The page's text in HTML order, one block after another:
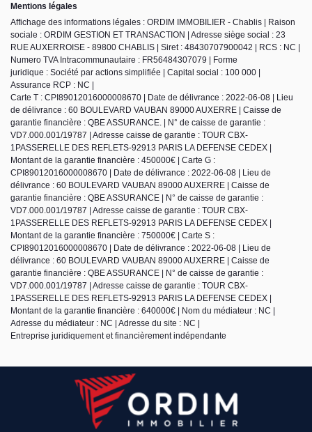
Mentions légales
Affichage des informations légales : ORDIM IMMOBILIER - Chablis | Raison
sociale : ORDIM GESTION ET TRANSACTION | Adresse siège social : 23
RUE AUXERROISE - 89800 CHABLIS | Siret : 48430707900042 | RCS : NC |
Numero TVA Intracommunautaire : FR56484307079 | Forme
juridique : Société par actions simplifiée | Capital social : 100 000 |
Assurance RCP : NC |
Carte T : CPI89012016000008670 | Date de délivrance : 2022-06-08 | Lieu
de délivrance : 60 BOULEVARD VAUBAN 89000 AUXERRE | Caisse de
garantie financière : QBE ASSURANCE. | N° de caisse de garantie :
VD7.000.001/19787 | Adresse caisse de garantie : TOUR CBX-
1PASSERELLE DES REFLETS-92913 PARIS LA DEFENSE CEDEX |
Montant de la garantie financière : 450000€ | Carte G :
CPI89012016000008670 | Date de délivrance : 2022-06-08 | Lieu de
délivrance : 60 BOULEVARD VAUBAN 89000 AUXERRE | Caisse de
garantie financière : QBE ASSURANCE | N° de caisse de garantie :
VD7.000.001/19787 | Adresse caisse de garantie : TOUR CBX-
1PASSERELLE DES REFLETS-92913 PARIS LA DEFENSE CEDEX |
Montant de la garantie financière : 750000€ | Carte S :
CPI89012016000008670 | Date de délivrance : 2022-06-08 | Lieu de
délivrance : 60 BOULEVARD VAUBAN 89000 AUXERRE | Caisse de
garantie financière : QBE ASSURANCE | N° de caisse de garantie :
VD7.000.001/19787 | Adresse caisse de garantie : TOUR CBX-
1PASSERELLE DES REFLETS-92913 PARIS LA DEFENSE CEDEX |
Montant de la garantie financière : 640000€ | Nom du médiateur : NC |
Adresse du médiateur : NC | Adresse du site : NC |
Entreprise juridiquement et financièrement indépendante